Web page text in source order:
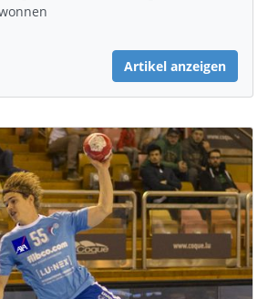
Artikel anzeigen